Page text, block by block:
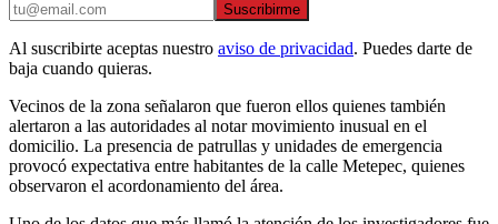
Suscribirme
Al suscribirte aceptas nuestro aviso de privacidad. Puedes darte de
baja cuando quieras.
Vecinos de la zona señalaron que fueron ellos quienes también
alertaron a las autoridades al notar movimiento inusual en el
domicilio. La presencia de patrullas y unidades de emergencia
provocó expectativa entre habitantes de la calle Metepec, quienes
observaron el acordonamiento del área.